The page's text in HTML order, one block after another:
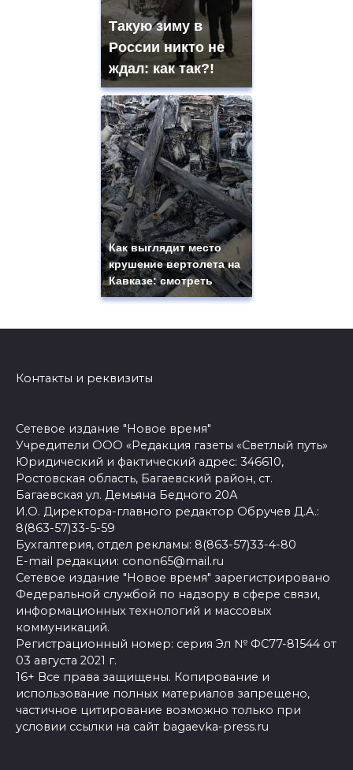
Такую зиму в
России никто не
ждал: как так?!
Как выглядит место
крушение вертолета на
Кавказе: смотреть
Контакты и реквизиты
Сетевое издание "Новое время"
Учредители ООО «Редакция газеты «Светлый путь»
Юридический и фактический адрес: 346610,
Ростовская область, Багаевский район, ст.
Багаевская ул. Демьяна Бедного 20А
И.О. Директора-главного редактор Обручев Д.А.:
8(863-57)33-5-59
Бухгалтерия, отдел рекламы: 8(863-57)33-4-80
E-mail редакции: conon65@mail.ru
Сетевое издание "Новое время" зарегистрировано
Федеральной службой по надзору в сфере связи,
информационных технологий и массовых
коммуникаций.
Регистрационный номер: серия Эл № ФС77-81544 от
03 августа 2021 г.
16+ Все права защищены. Копирование и
использование полных материалов запрещено,
частичное цитирование возможно только при
условии ссылки на сайт bagaevka-press.ru